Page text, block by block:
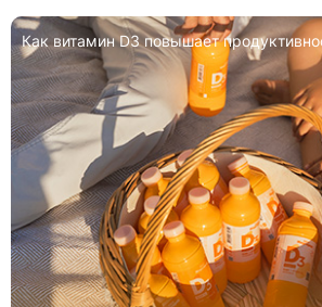
витамин D3 повышает продуктивность